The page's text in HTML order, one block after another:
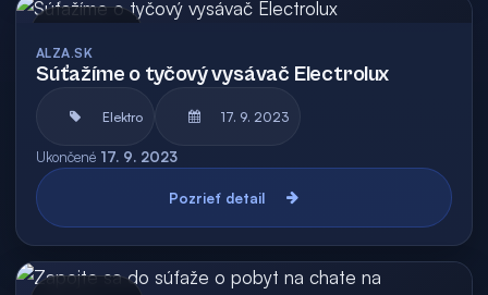
ALZA.SK
Súťažíme o tyčový vysávač Electrolux
Elektro 17. 9. 2023
Ukončené 17. 9. 2023
Pozrieť detail